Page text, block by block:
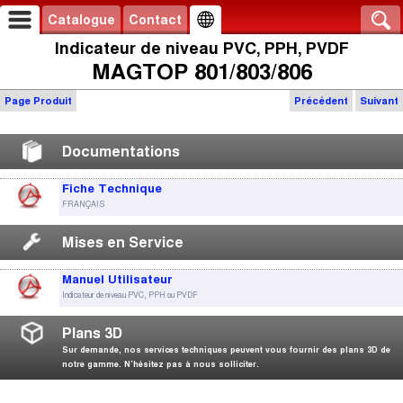
Catalogue Contact
Indicateur de niveau PVC, PPH, PVDF
MAGTOP 801/803/806
Précédent Suivant
Page Produit
Documentations
Fiche Technique
FRANÇAIS
Mises en Service
Manuel Utilisateur
Indicateur de niveau PVC, PPH ou PVDF
Plans 3D
Sur demande, nos services techniques peuvent vous fournir des plans 3D de
notre gamme. N’hésitez pas à nous solliciter.